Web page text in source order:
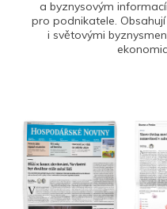
a byznysovým
pro podnikatele.
i světovými